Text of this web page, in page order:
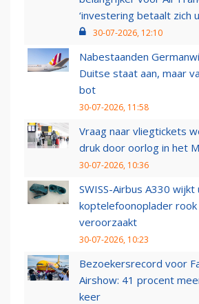
‘investering betaalt zich
30-07-2026, 12:10
Nabestaanden
Duitse staat aan, maar
bot
30-07-2026, 11:58
Vraag naar vliegtickets
druk door oorlog in het
30-07-2026, 10:36
SWISS-Airbus A330
koptelefoonoplader rook
veroorzaakt
30-07-2026, 10:23
Bezoekersrecord voor
Airshow: 41 procent
keer